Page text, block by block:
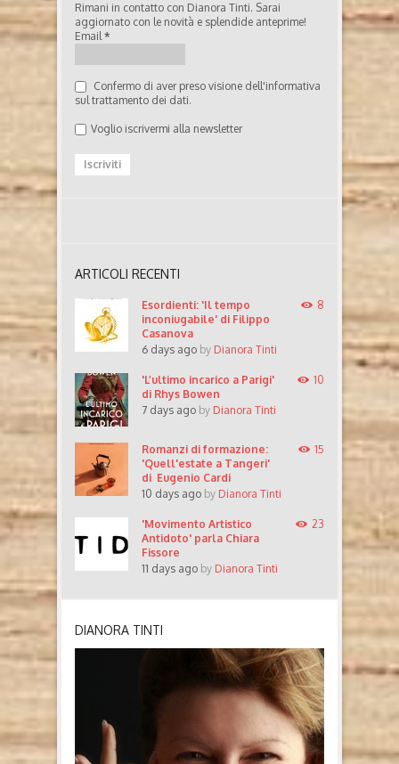
Rimani in contatto con Dianora Tinti. Sarai
aggiornato con le novità e splendide anteprime!
Email*
Confermo di aver preso visione dell'informativa
sul trattamento dei dati.
Voglio iscrivermi alla newsletter
ARTICOLI RECENTI
Esordienti: 'Il tempo
inconiugabile' di Filippo
Casanova
6 days ago by Dianora Tinti
8
'L’ultimo incarico a Parigi'
di Rhys Bowen
7 days ago by Dianora Tinti
10
Romanzi di formazione:
'Quell'estate a Tangeri'
di Eugenio Cardi
10 days ago by Dianora Tinti
15
'Movimento Artistico
Antidoto' parla Chiara
Fissore
11 days ago by Dianora Tinti
23
DIANORA TINTI